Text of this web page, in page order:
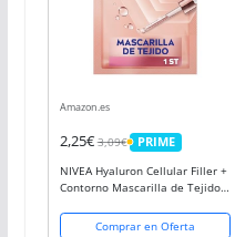
Amazon.es
2,25€3,09€ PRIME
PRIME
NIVEA Hyaluron Cellular Filler +
Contorno Mascarilla de Tejido
de cuidado facial, mascarilla
Comprar en Oferta